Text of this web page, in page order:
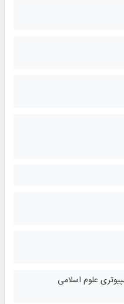
علوم اسلامی